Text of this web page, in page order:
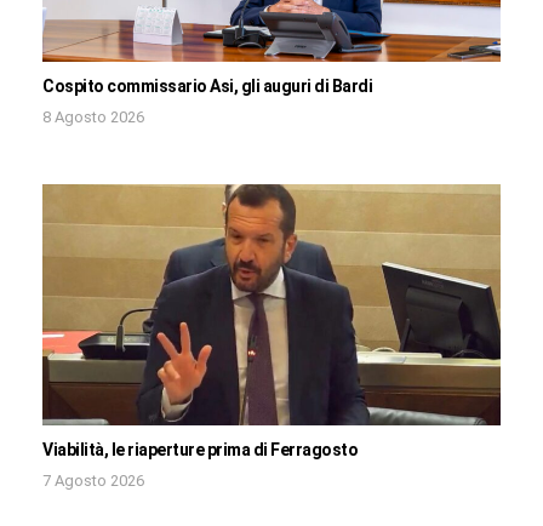
Cospito commissario Asi, gli auguri di Bardi
8 Agosto 2026
Viabilità, le riaperture prima di Ferragosto
7 Agosto 2026